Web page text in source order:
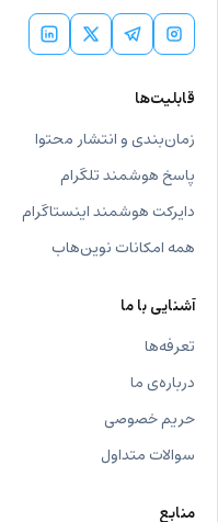
قابلیت‌ها
زمان‌بندی و انتشار محتوا
پاسخ هوشمند تلگرام
دایرکت هوشمند اینستاگرام
همه امکانات نوین‌هاب
آشنایی با ما
تعرفه‌ها
درباره‌ی ما
حریم خصوصی
سوالات متداول
منابع